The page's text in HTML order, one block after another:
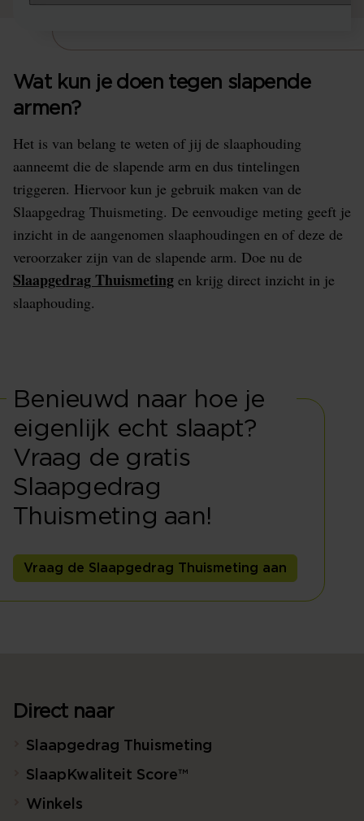
Wat kun je doen tegen slapende
armen?
Het is van belang te weten of jij de slaaphouding
aanneemt die de slapende arm en dus tintelingen
triggeren. Hiervoor kun je gebruik maken van de
Slaapgedrag Thuismeting. De eenvoudige meting geeft je
inzicht in de aangenomen slaaphoudingen en of deze de
veroorzaker zijn van de slapende arm. Doe nu de
Slaapgedrag Thuismeting en krijg direct inzicht in je
slaaphouding.
Benieuwd naar hoe je
eigenlijk echt slaapt?
Vraag de gratis
Slaapgedrag
Thuismeting aan!
Vraag de Slaapgedrag Thuismeting aan
Direct naar
Slaapgedrag Thuismeting
SlaapKwaliteit Score™
Winkels